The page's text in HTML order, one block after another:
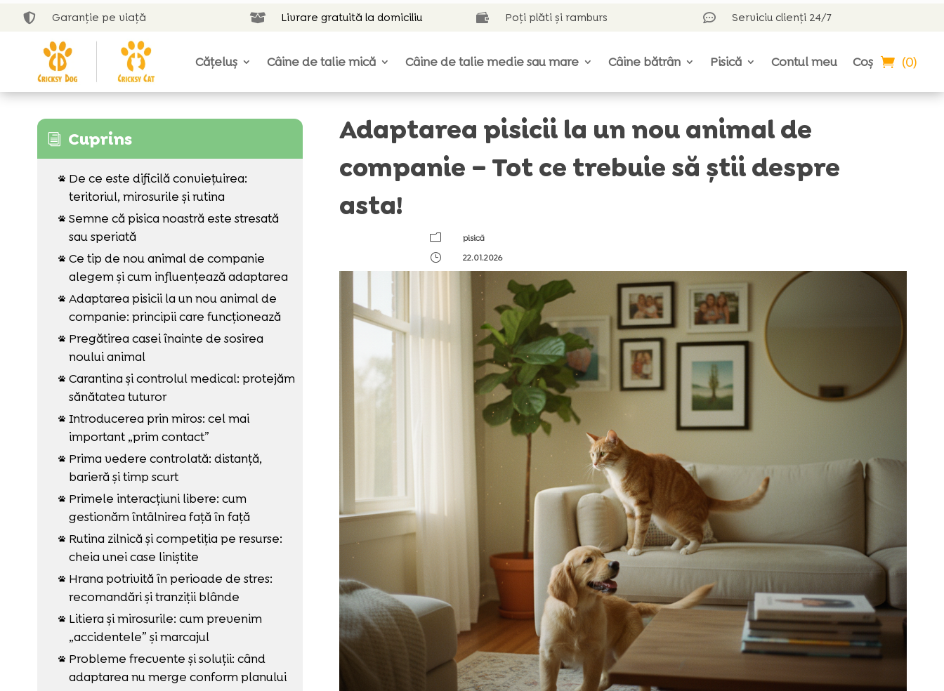
 Garanție pe viață  Livrare gratuită la domiciliu  Poți plăti și ramburs  Serviciu clienți 24/7
Cățeluș Câine de talie mică Câine de talie medie sau mare Câine bătrân Pisică Contul meu Coș (0)
i Cuprins

De ce este dificilă conviețuirea:
teritoriul, mirosurile și rutina
 Semne că pisica noastră este stresată
sau speriată
 Ce tip de nou animal de companie
alegem și cum influențează adaptarea
 Adaptarea pisicii la un nou animal de
companie: principii care funcționează

Pregătirea casei înainte de sosirea
noului animal
 Carantina și controlul medical: protejăm
sănătatea tuturor
 Introducerea prin miros: cel mai
important „prim contact”

Prima vedere controlată: distanță,
barieră și timp scurt

Primele interacțiuni libere: cum
gestionăm întâlnirea față în față

Rutina zilnică și competiția pe resurse:
cheia unei case liniștite

Hrana potrivită în perioade de stres:
recomandări și tranziții blânde

Litiera și mirosurile: cum prevenim
„accidentele” și marcajul

Probleme frecvente și soluții: când
adaptarea nu merge conform planului
Adaptarea pisicii la un nou animal de
companie – Tot ce trebuie să știi despre
asta!
m
pisică
}
22.01.2026